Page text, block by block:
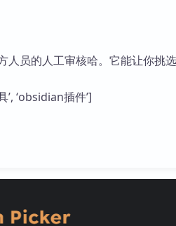
员的人工审核哈。它能让你挑
’, ‘obsidian插件’]